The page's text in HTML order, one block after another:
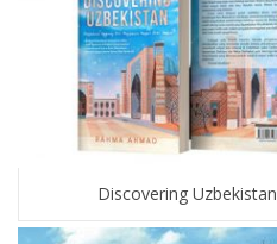
Discovering Uzbekistan